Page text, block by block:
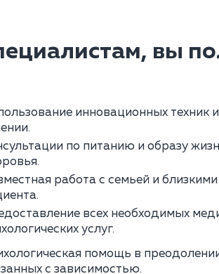
вы
инновационных техник
по питанию и образу
работа с семьей и
всех необходимых
услуг.
помощь в
с зависимостью.